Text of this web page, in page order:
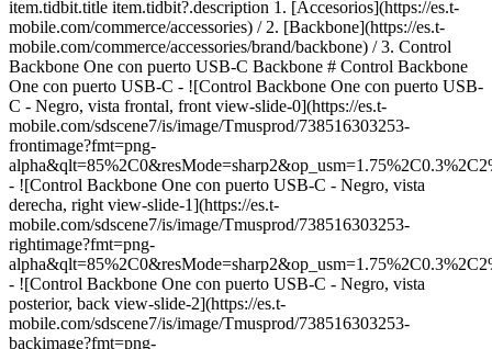
item.tidbit.title item.tidbit?.description 1. [Accesorios](https://es.t-
mobile.com/commerce/accessories) / 2. [Backbone](https://es.t-
mobile.com/commerce/accessories/brand/backbone) / 3. Control
Backbone One con puerto USB-C Backbone # Control Backbone
One con puerto USB-C - ![Control Backbone One con puerto USB-
C - Negro, vista frontal, front view-slide-0](https://es.t-
mobile.com/sdscene7/is/image/Tmusprod/738516303253-
frontimage?fmt=png-
- ![Control Backbone One con puerto USB-C - Negro, vista
derecha, right view-slide-1](https://es.t-
mobile.com/sdscene7/is/image/Tmusprod/738516303253-
rightimage?fmt=png-
- ![Control Backbone One con puerto USB-C - Negro, vista
posterior, back view-slide-2](https://es.t-
mobile.com/sdscene7/is/image/Tmusprod/738516303253-
backimage?fmt=png-